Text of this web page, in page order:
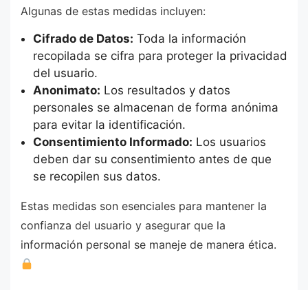
Algunas de estas medidas incluyen:
Cifrado de Datos: Toda la información
recopilada se cifra para proteger la privacidad
del usuario.
Anonimato: Los resultados y datos
personales se almacenan de forma anónima
para evitar la identificación.
Consentimiento Informado: Los usuarios
deben dar su consentimiento antes de que
se recopilen sus datos.
Estas medidas son esenciales para mantener la
confianza del usuario y asegurar que la
información personal se maneje de manera ética.